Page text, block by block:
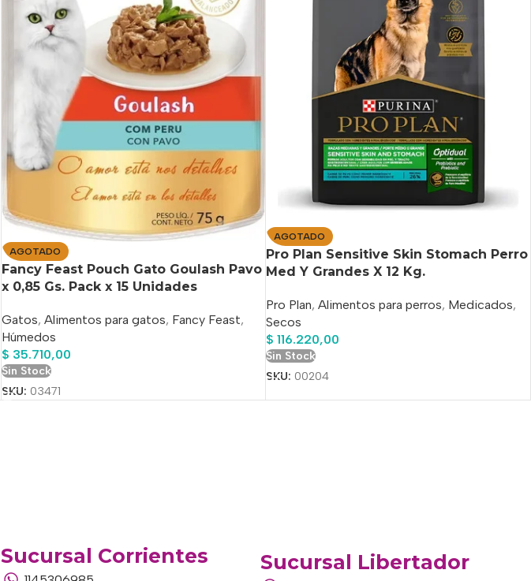
AGOTADO
Fancy Feast Pouch Gato Goulash Pavo
x 0,85 Gs. Pack x 15 Unidades
Gatos, Alimentos para gatos, Fancy Feast,
Húmedos
$ 35.710,00
Sin Stock
SKU: 03471
AGOTADO
Pro Plan Sensitive Skin Stomach Perro
Med Y Grandes X 12 Kg.
Pro Plan, Alimentos para perros, Medicados,
Secos
$ 116.220,00
Sin Stock
SKU: 00204
Sucursal Corrientes Sucursal Libertador